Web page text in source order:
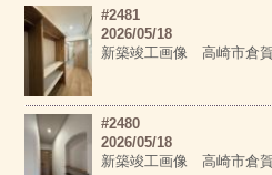
#2481
2026/05/18
新築竣工画像 高崎市倉
#2480
2026/05/18
新築竣工画像 高崎市倉